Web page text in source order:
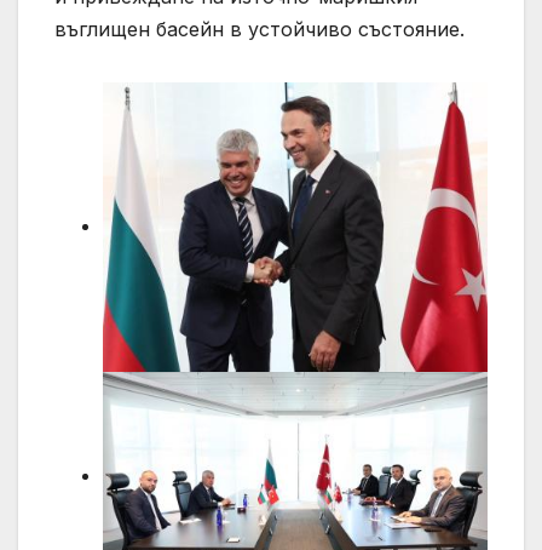
въглищен басейн в устойчиво състояние.